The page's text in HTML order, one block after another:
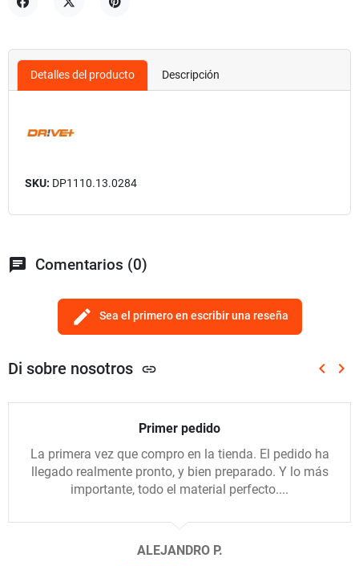
Detalles del producto Descripción
SKU: DP1110.13.0284
chat Comentarios (0)
edit Sea el primero en escribir una reseña
Di sobre nosotros link keyboard_arrow_left keyboard_arrow_right
Primer pedido
La primera vez que compro en la tienda. El pedido ha
llegado realmente pronto, y bien preparado. Y lo más
importante, todo el material perfecto....
ALEJANDRO P.